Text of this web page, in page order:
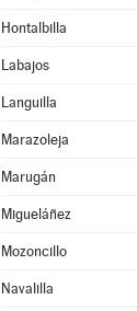
Hontalbilla
Labajos
Languilla
Marazoleja
Marugán
Migueláñez
Mozoncillo
Navalilla